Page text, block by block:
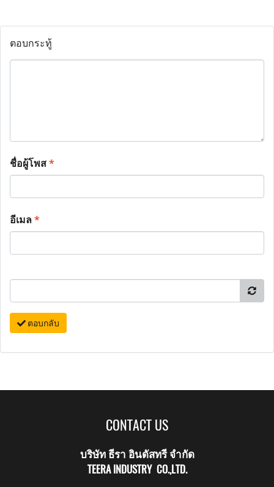
ตอบกระทู้
ชื่อผู้โพส*
อีเมล*
ตอบกลับ
CONTACT US
บริษัท ธีรา อินดัสทรี จำกัด
TEERA INDUSTRY CO.,LTD.